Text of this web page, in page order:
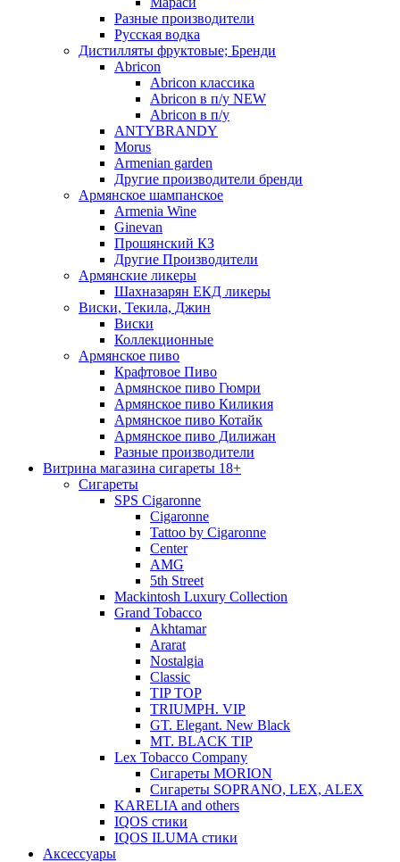
Разные производители
Русская водка
Дистилляты фруктовые; Бренди
Abricon
Abricon классика
Abricon в п/у NEW
Abricon в п/у
ANTYBRANDY
Morus
Armenian garden
Другие производители бренди
Армянское шампанское
Armenia Wine
Ginevan
Прошянский КЗ
Другие Производители
Армянские ликеры
Шахназарян ЕКД ликеры
Виски, Текила, Джин
Виски
Коллекционные
Армянское пиво
Крафтовое Пиво
Армянское пиво Гюмри
Армянское пиво Киликия
Армянское пиво Котайк
Армянское пиво Дилижан
Разные производители
Витрина магазина сигареты 18+
Cигареты
SPS Cigaronne
Сigaronne
Tattoo by Cigaronne
Center
AMG
5th Street
Mackintosh Luxury Collection
Grand Tobacco
Akhtamar
Ararat
Nostalgia
Classic
TIP TOP
TRIUMPH. VIP
GT. Elegant. New Black
MT. BLACK TIP
Lex Tobacco Company
Сигареты MORION
Сигареты SOPRANO, LEX, ALEX
KARELIA and others
IQOS стики
IQOS ILUMA стики
Аксессуары